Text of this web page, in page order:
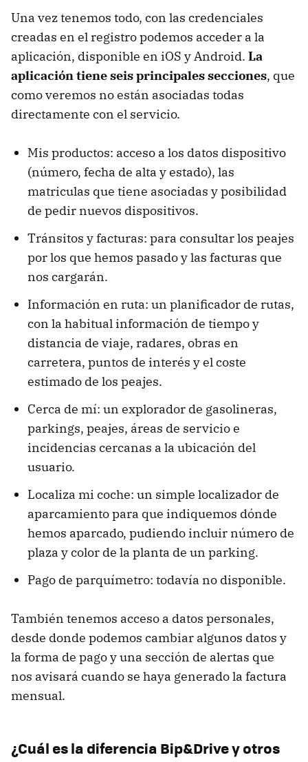
Una vez tenemos todo, con las credenciales
creadas en el registro podemos acceder a la
aplicación, disponible en iOS y Android. La
aplicación tiene seis principales secciones, que
como veremos no están asociadas todas
directamente con el servicio.
Mis productos: acceso a los datos dispositivo
(número, fecha de alta y estado), las
matriculas que tiene asociadas y posibilidad
de pedir nuevos dispositivos.
Tránsitos y facturas: para consultar los peajes
por los que hemos pasado y las facturas que
nos cargarán.
Información en ruta: un planificador de rutas,
con la habitual información de tiempo y
distancia de viaje, radares, obras en
carretera, puntos de interés y el coste
estimado de los peajes.
Cerca de mí: un explorador de gasolineras,
parkings, peajes, áreas de servicio e
incidencias cercanas a la ubicación del
usuario.
Localiza mi coche: un simple localizador de
aparcamiento para que indiquemos dónde
hemos aparcado, pudiendo incluir número de
plaza y color de la planta de un parking.
Pago de parquímetro: todavía no disponible.
También tenemos acceso a datos personales,
desde donde podemos cambiar algunos datos y
la forma de pago y una sección de alertas que
nos avisará cuando se haya generado la factura
mensual.
¿Cuál es la diferencia Bip&Drive y otros